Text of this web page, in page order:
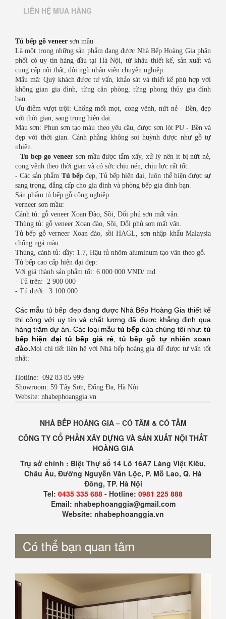
LIÊN HỆ MUA HÀNG
Tủ bếp gỗ veneer sơn mầu
Là một trong những sản phẩm đang được Nhà Bếp Hoàng Gia phân
phối có uy tín hàng đầu tại Hà Nội, từ khâu thiết kế, sản xuất và
cung cấp nội thất, đội ngũ nhân viên chuyên nghiệp.
Mẫu mã: Quý khách được tư vấn, khảo sát và thiết kế phù hợp với
không gian gia đình, từng căn phòng, từng phong thủy gia đình
bạn.
Ưu điểm vượt trội: Chống mối mọt, cong vênh, nứt nẻ - Bền, đẹp
với thời gian, sang trọng hiện đại.
Màu sơn: Phun sơn tạo màu theo yêu cầu, được sơn lót PU - Bền và
đẹp với thời gian. Cánh phẳng không soi huỳnh được như gỗ tự
nhiên.
- Tu bep go veneer sơn mầu được tẩm xấy, xử lý nên ít bị nứt nẻ,
cong vênh theo thời gian và có sức chịu nén, chịu lực rất tốt.
- Các sản phẩm Tủ bếpđẹp, Tủ bếp hiện đại, luôn thể hiện được sự
sang trọng, đẳng cấp cho gia đình và phòng bếp gia đình bạn.
Sản phẩm tủ bếp gỗ công nghiệp
verneer sơn mầu:
Cánh tủ: gỗ veneer Xoan Đào, Sồi, Dổi phủ sơn mất vân.
Thùng tủ: gỗ veneer Xoan đào, Sồi, Dổi phủ sơn mất vân.
Tủ bếp gỗ verneer Xoan đào, sồi HAGL, sơn nhập khẩu Malaysia
chống ngả màu.
Thùng, cánh tủ: dầy: 1.7, Hậu tủ nhôm aluminum tạo vân theo gỗ.
Tủ bếp cao cấp hiện đại đẹp:
Với giá thành sản phẩm tốt: 6 000 000 VND/ md
- Tủ trên: 2 900 000
- Tủ dưới: 3 100 000
Các mẫu tủ bếp đẹpđang được Nhà Bếp Hoàng Gia thiết kế
thi công với uy tín và chất lượng đã được khẳng định qua
hàng trăm dự án. Các loại mẫu tủ bếp của chúng tôi như:tủ
bếp hiện đại tủ bếp giá rẻ, tủ bếp gỗ tự nhiên xoan
đào.Mọi chi tiết liên hệ với Nhà bếp hoàng gia để được tư vấn tốt
nhất:
Hotline: 092 83 85 999
Showroom: 59 Tây Sơn, Đống Đa, Hà Nội
Website: nhabephoanggia.vn
NHÀ BẾP HOÀNG GIA – CÓ TÂM & CÓ TẦM
CÔNG TY CỔ PHẦN XÂY DỰNG VÀ SẢN XUẤT NỘI THẤT
HOÀNG GIA
Trụ sở chính : Biệt Thự số 14 Lô 16A7 Làng Việt Kiều,
Châu Âu, Đường Nguyễn Văn Lộc, P. Mỗ Lao, Q. Hà
Đông, TP. Hà Nội
Tel: 0435 335 688 - Hotline: 0981 225 888
Email: nhabephoanggia@gmail.com
Website: nhabephoanggia.vn
Có thể bạn quan tâm